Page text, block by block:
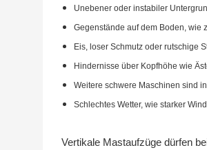
Unebener oder instabiler
Gegenstände auf dem Boden, wie
Eis, loser Schmutz oder rutschige
Hindernisse über Kopfhöhe wie
Weitere schwere Maschinen sind
Schlechtes Wetter, wie starker
Vertikale Mastaufzüge dürfen